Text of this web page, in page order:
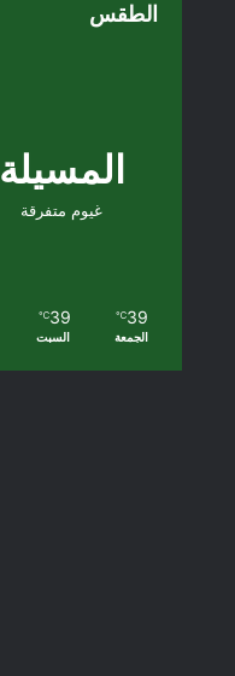
الطقس
المسيلة
غيوم متفرقة
39
℃
الجمعة
39
℃
السبت